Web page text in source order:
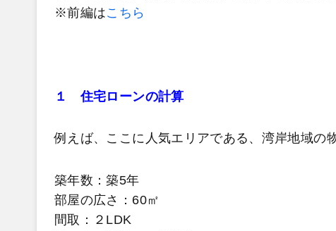
※前編はこちら
１ 住宅ローンの計算
例えば、ここに人気エリアである、湾岸地域の
築年数：築5年
部屋の広さ：60㎡
間取：２LDK